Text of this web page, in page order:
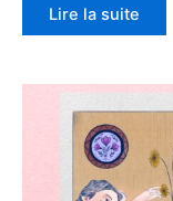
Lire la suite